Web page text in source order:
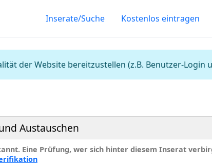
Inserate/Suche Kostenlos eintragen
der Website bereitzustellen (z.B. Benutzer-Login
Austauschen
Eine Prüfung, wer sich hinter diesem Inserat